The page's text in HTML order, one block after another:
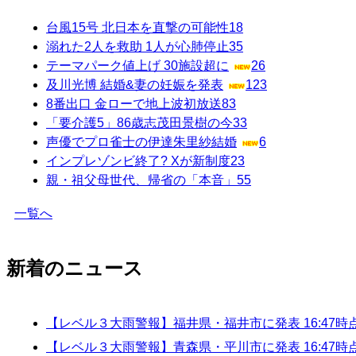
台風15号 北日本を直撃の可能性18
溺れた2人を救助 1人が心肺停止35
テーマパーク値上げ 30施設超に
26
及川光博 結婚&妻の妊娠を発表
123
8番出口 金ローで地上波初放送83
「要介護5」86歳志茂田景樹の今33
声優でプロ雀士の伊達朱里紗結婚
6
インプレゾンビ終了? Xが新制度23
親・祖父母世代、帰省の「本音」 55
一覧へ
新着のニュース
【レベル３大雨警報】福井県・福井市に発表 16:47時
【レベル３大雨警報】青森県・平川市に発表 16:47時